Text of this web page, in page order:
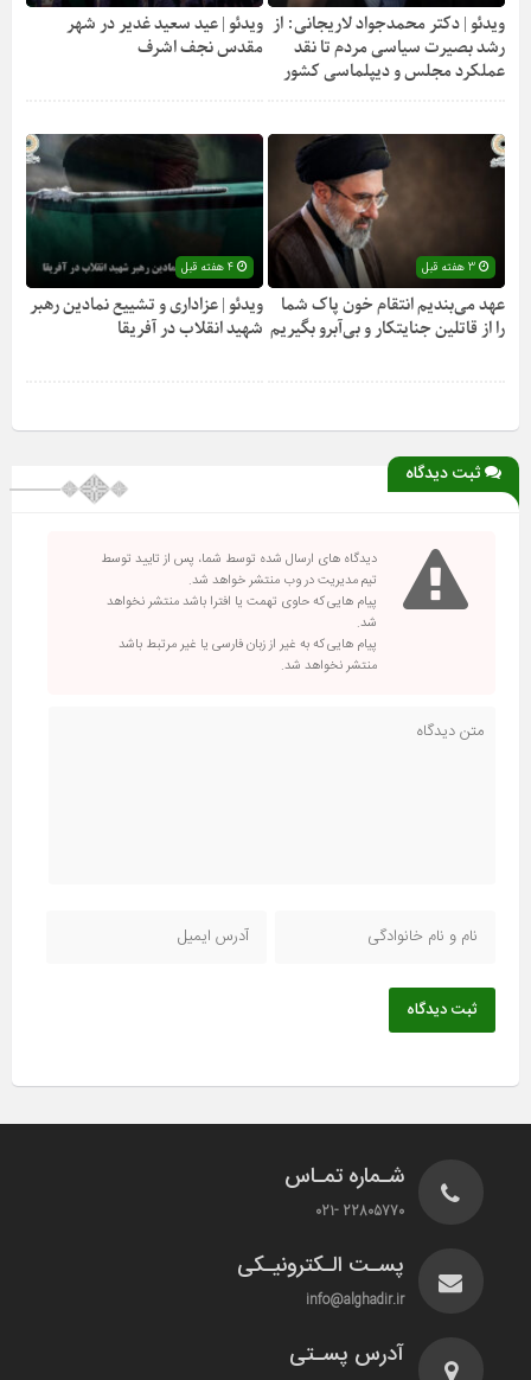
ویدئو | دکتر محمدجواد لاریجانی: از
رشد بصیرت سیاسی مردم تا نقد
عملکرد مجلس و دیپلماسی کشور
ویدئو | عید سعید غدیر در شهر
مقدس نجف اشرف
3 هفته قبل
عهد می‌بندیم انتقام خون پاک شما
را از قاتلین جنایتکار و بی‌آبرو بگیریم
ویدئو | عزاداری و تشییع نمادین رهبر
شهید انقلاب در آفریقا
ثبت دیدگاه
دیدگاه های ارسال شده توسط شما، پس از تایید توسط
تیم مدیریت در وب منتشر خواهد شد.
پیام هایی که حاوی تهمت یا افترا باشد منتشر نخواهد
شد.
پیام هایی که به غیر از زبان فارسی یا غیر مرتبط باشد
منتشر نخواهد شد.
ثبت دیدگاه
شـماره تمـاس
22805770 -021
پسـت الـکترونیـکی
info@alghadir.ir
آدرس پسـتی